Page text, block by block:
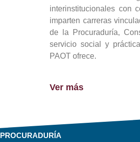
interinstitucionales con
imparten carreras
de la Procuraduría,
servicio social y
PAOT ofrece.
Ver más
PROCURADURÍA